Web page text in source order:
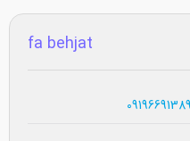
fa behjat
09196691389